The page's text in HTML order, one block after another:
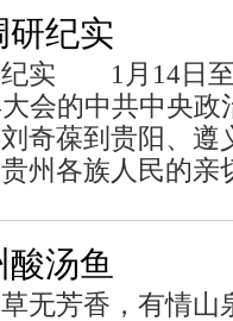
研纪实
实 1月14日至
会的中共中央政
奇葆到贵阳、遵
州各族人民的亲
汤鱼
无芳香，有情山